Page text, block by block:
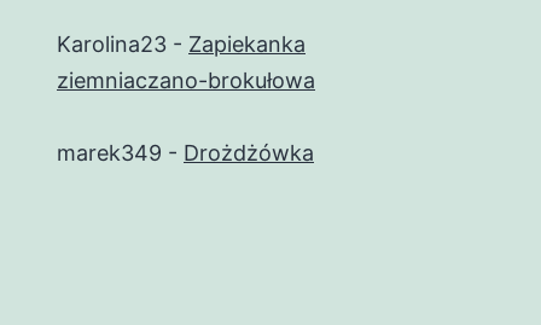
Karolina23 - Zapiekanka
ziemniaczano-brokułowa
marek349 - Drożdżówka